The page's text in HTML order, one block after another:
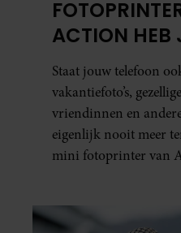
ACTION HEB
FAVORIETE
ÉÉN MINUUT
Staat jouw telefoon
vakantiefoto’s,
vriendinnen en
eigenlijk nooit meer
mini fotoprinter van
al in handen.